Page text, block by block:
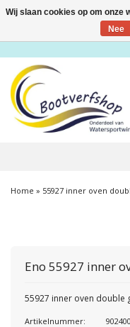
Toggle
Home » 55927 inner oven
Eno 55927 inner
55927 inner oven double
Artikelnummer:
Wij slaan cookies op om onze
Nee